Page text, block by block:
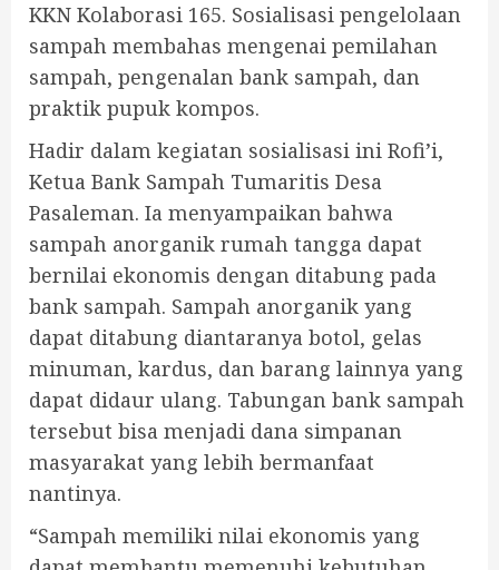
KKN Kolaborasi 165. Sosialisasi pengelolaan
sampah membahas mengenai pemilahan
sampah, pengenalan bank sampah, dan
praktik pupuk kompos.
Hadir dalam kegiatan sosialisasi ini Rofi’i,
Ketua Bank Sampah Tumaritis Desa
Pasaleman. Ia menyampaikan bahwa
sampah anorganik rumah tangga dapat
bernilai ekonomis dengan ditabung pada
bank sampah. Sampah anorganik yang
dapat ditabung diantaranya botol, gelas
minuman, kardus, dan barang lainnya yang
dapat didaur ulang. Tabungan bank sampah
tersebut bisa menjadi dana simpanan
masyarakat yang lebih bermanfaat
nantinya.
“Sampah memiliki nilai ekonomis yang